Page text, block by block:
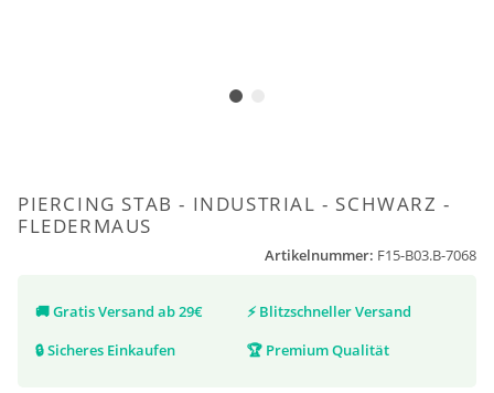
PIERCING STAB - INDUSTRIAL - SCHWARZ -
FLEDERMAUS
Artikelnummer: F15-B03.B-7068
🚚Gratis Versand ab 29€ ⚡ Blitzschneller Versand
🔒Sicheres Einkaufen 🏆 Premium Qualität